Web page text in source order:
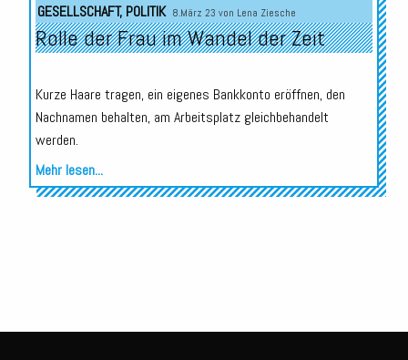
GESELLSCHAFT, POLITIK 8.März 23 von Lena Ziesche
Rolle der Frau im Wandel der Zeit
Kurze Haare tragen, ein eigenes Bankkonto eröffnen, den
Nachnamen behalten, am Arbeitsplatz gleichbehandelt
werden.
Mehr lesen...